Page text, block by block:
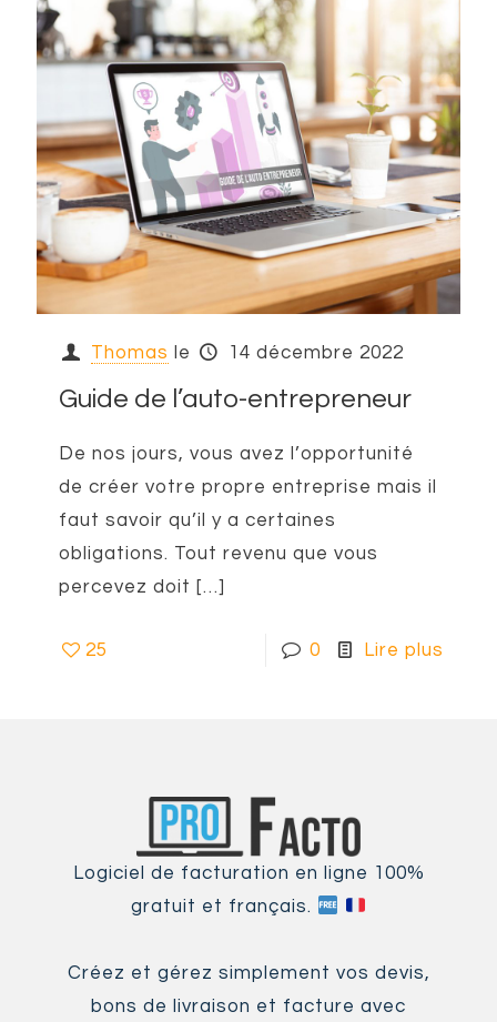
Thomas le 14 décembre 2022
Guide de l’auto-entrepreneur
De nos jours, vous avez l’opportunité
de créer votre propre entreprise mais il
faut savoir qu’il y a certaines
obligations. Tout revenu que vous
percevez doit […]
25 0 Lire plus
Logiciel de facturation en ligne 100%
gratuit et français.
Créez et gérez simplement vos devis,
bons de livraison et facture avec